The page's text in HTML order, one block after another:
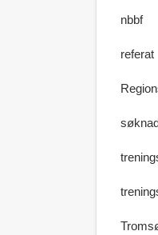
nbbf
referat